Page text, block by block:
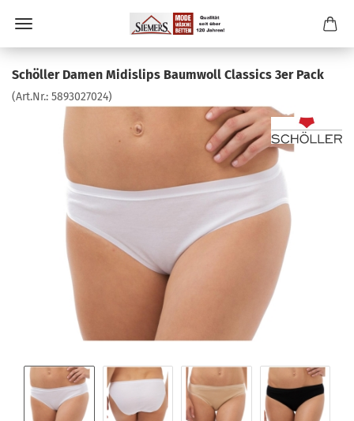
Schöller Damen Midislips Baumwoll Classics 3er Pack
(Art.Nr.: 5893027024)